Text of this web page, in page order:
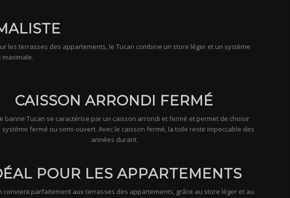
les terrasses des appartements, le Tucan combine un store léger et un système
CAISSON ARRONDI FERMÉ
banne Tucan se caractérise par un caisson arrondi et fermé et permet de choisir
fermé ou semi-ouvert. Avec le caisson fermé, la toile reste impeccable des
années durant.
POUR LES APPARTEMENTS
convient parfaitement aux terrasses des appartements, grâce au store léger et au